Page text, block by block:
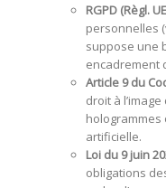
RGPD (Règl.
personnelles
suppose une
encadrement
Article 9 du
droit à
hologrammes
artificielle.
Loi du 9 juin
obligations